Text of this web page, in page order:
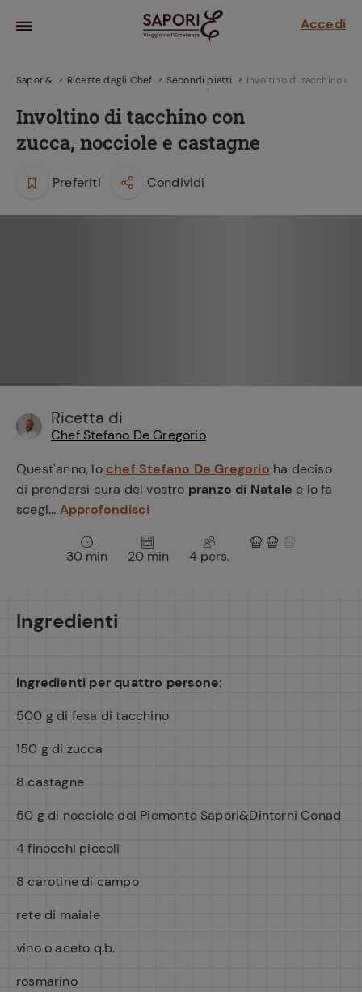
Accedi
Sapori& Ricette degli Chef Secondi piatti Involtino di tacchino
Involtino di tacchino con
zucca, nocciole e castagne
Preferiti Condividi
Ricetta di
Chef Stefano De Gregorio
Quest'anno, lo chef Stefano De Gregorio ha deciso
di prendersi cura del vostro pranzo di Natale e lo fa
scegl... Approfondisci
30 min 20 min 4 pers.
Ingredienti
Ingredienti per quattro persone:
500 g di fesa di tacchino
150 g di zucca
8 castagne
50 g di nocciole del Piemonte Sapori&Dintorni Conad
4 finocchi piccoli
8 carotine di campo
rete di maiale
vino o aceto q.b.
rosmarino